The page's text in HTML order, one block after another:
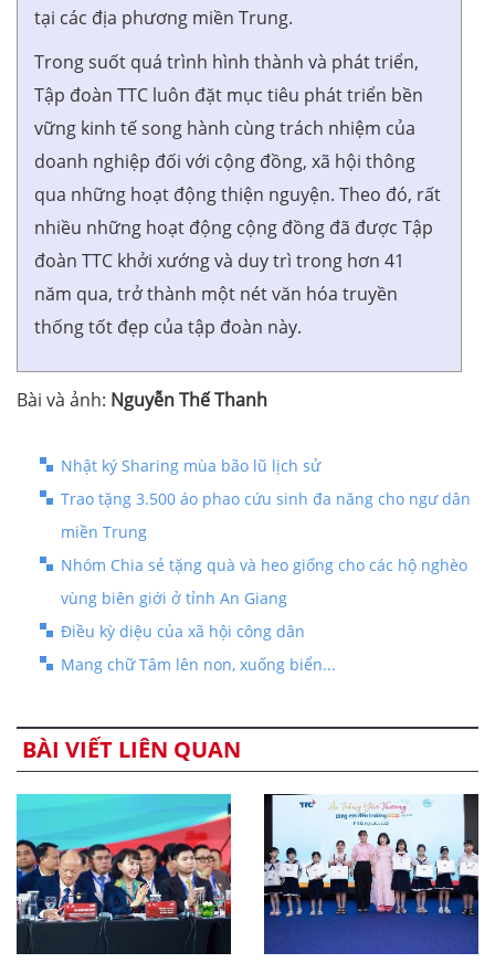
tại các địa phương miền Trung.
Trong suốt quá trình hình thành và phát triển,
Tập đoàn TTC luôn đặt mục tiêu phát triển bền
vững kinh tế song hành cùng trách nhiệm của
doanh nghiệp đối với cộng đồng, xã hội thông
qua những hoạt động thiện nguyện. Theo đó, rất
nhiều những hoạt động cộng đồng đã được Tập
đoàn TTC khởi xướng và duy trì trong hơn 41
năm qua, trở thành một nét văn hóa truyền
thống tốt đẹp của tập đoàn này.
Bài và ảnh: Nguyễn Thế Thanh
Nhật ký Sharing mùa bão lũ lịch sử
Trao tặng 3.500 áo phao cứu sinh đa năng cho ngư dân
miền Trung
Nhóm Chia sẻ tặng quà và heo giống cho các hộ nghèo
vùng biên giới ở tỉnh An Giang
Điều kỳ diệu của xã hội công dân
Mang chữ Tâm lên non, xuống biển...
BÀI VIẾT LIÊN QUAN